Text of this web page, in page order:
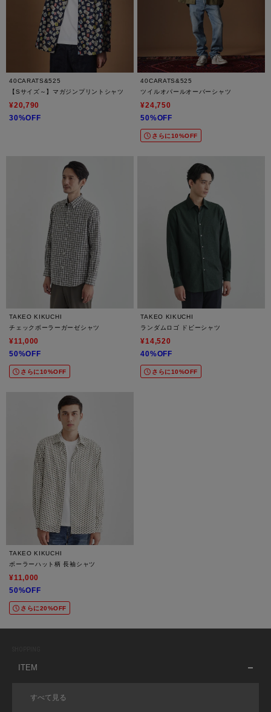
40CARATS&525
【Sサイズ～】マガジンプリントシャツ
¥20,790
30%OFF
40CARATS&525
ツイルオパールオーバーシャツ
¥24,750
50%OFF
さらに10%OFF
TAKEO KIKUCHI
チェックボーラーガーゼシャツ
¥11,000
50%OFF
さらに10%OFF
TAKEO KIKUCHI
ランダムロゴ ドビーシャツ
¥14,520
40%OFF
さらに10%OFF
TAKEO KIKUCHI
ボーラーハット柄 長袖シャツ
¥11,000
50%OFF
さらに20%OFF
ITEM
すべて見る